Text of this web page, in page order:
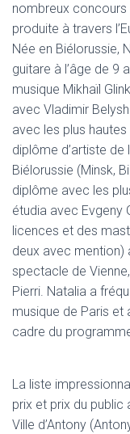
nombreux concours
produite à travers
Née en Biélorussie,
guitare à l’âge de 9
musique Mikhaïl
avec Vladimir
avec les plus
diplôme d’artiste de
Biélorussie (Minsk,
diplôme avec les
étudia avec Evgeny
licences et des
deux avec mention)
spectacle de
Pierri. Natalia a
musique de Paris et
cadre du
La liste
prix et prix du public
Ville d’Antony